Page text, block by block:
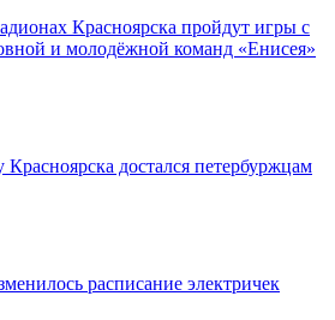
Красноярска пройдут игры с
и молодёжной команд «Енисея»
достался петербуржцам
расписание электричек